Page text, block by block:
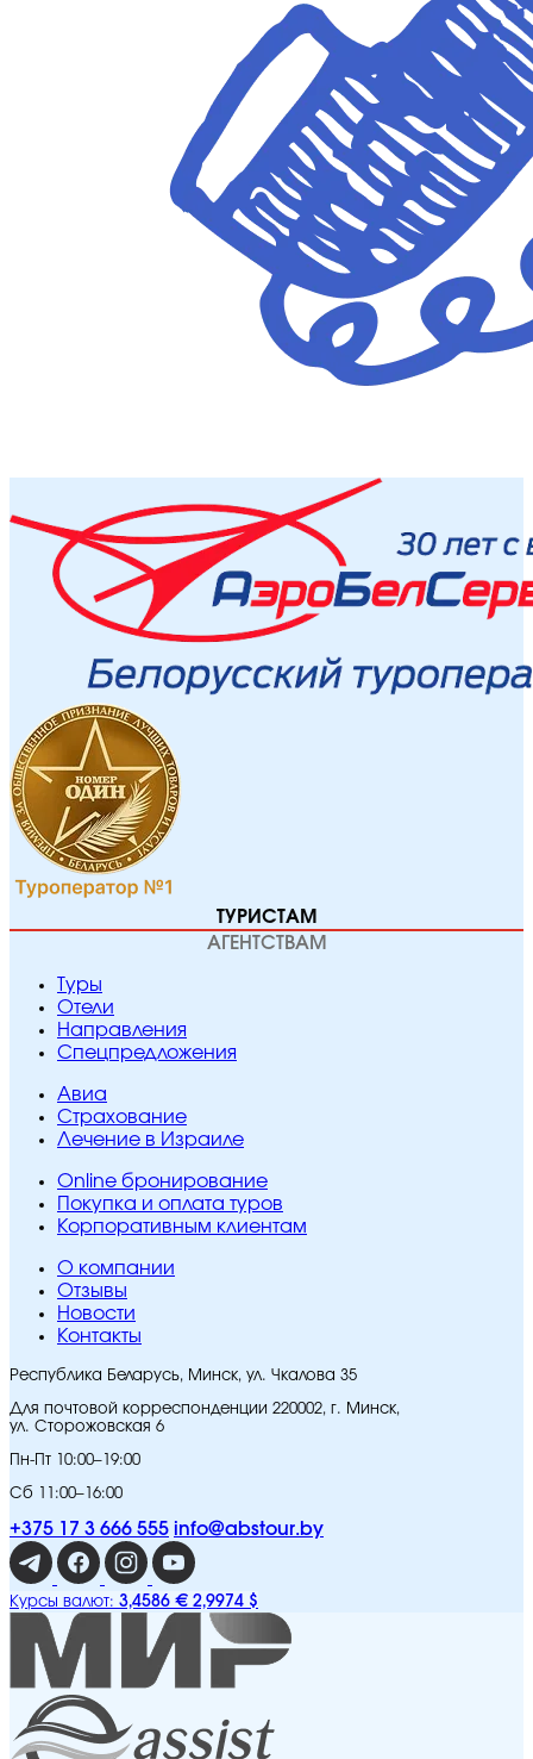
ТУРИСТАМ
АГЕНТСТВАМ
Туры
Отели
Направления
Спецпредложения
Авиа
Страхование
Лечение в Израиле
Online бронирование
Покупка и оплата туров
Корпоративным клиентам
O компании
Отзывы
Новости
Контакты
Республика Беларусь, Минск, ул. Чкалова 35
Для почтовой корреспонденции 220002, г. Минск,
ул. Сторожовская 6
Пн-Пт 10:00–19:00
Сб 11:00–16:00
+375 17 3 666 555 info@abstour.by
Курсы валют: 3,4586 € 2,9974 $